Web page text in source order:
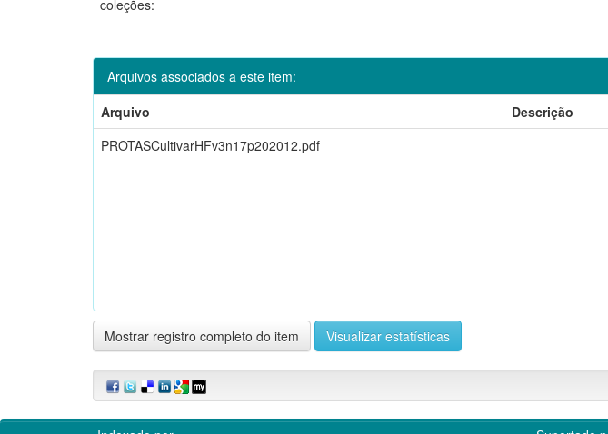
coleções:
Arquivos associados a este item:
Arquivo
Descrição
PROTASCultivarHFv3n17p202012.pdf
Mostrar registro completo do item Visualizar estatísticas